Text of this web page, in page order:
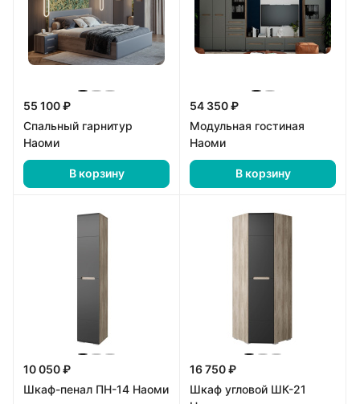
55 100 ₽
Спальный гарнитур
Наоми
В корзину
54 350 ₽
Модульная гостиная
Наоми
В корзину
10 050 ₽
Шкаф-пенал ПН-14 Наоми
16 750 ₽
Шкаф угловой ШК-21